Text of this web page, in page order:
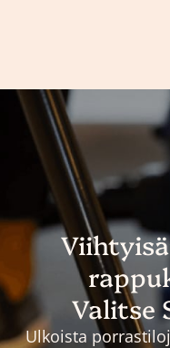
Valitse
Ulkoista